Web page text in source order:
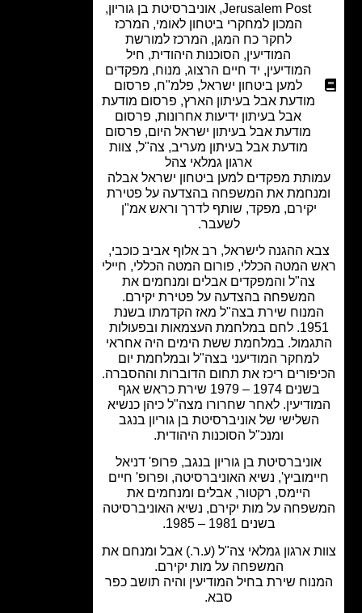
Jerusalem Post
,אוניברסיטת בן גוריון ,
המכון למחקרי ביטחון לאומי,המרכז
לחקר כח המגן,המרכז למורשת
המודיעין,הסוכנות היהודית ,חיל
המודיעין,יד חיים הרצוג,מנוח,מפקדים
למען ביטחון ישראל, פלמ"ח,פרסום
מודעת אבל בעיתון הארץ,פרסום מודעת
אבל בעיתון ידיעות אחרונות,פרסום
מודעת אבל בעיתון ישראל היום,פרסום
מודעת אבל בעיתון מעריב, צה"ל,צוות
ארגון גמלאי צהל
מפקדים למען ביטחון ישראל אבלה
את המשפחה בהצדעה על פטירת
יקירם, מפקד, שותף לדרך וראש אמ"ן
לשעבר.
ההגנה לישראל, רב אלוף אביב כוכבי,
המטה הכללי, פורום המטה הכללי, חיילי
צה"ל והמפקדים אבלים ומנחמים את
המשפחה בהצדעה על פטירת יקירם.
שירת בצה"ל מאז הקדמתו בשנת
1951. לחם במלחמת העצמאות ובפעולות
במלחמת ששת הימים היה אחראי
למחקר המודיעני בצה"ל ובמלחמת יום
ריכז את תחום הדוברות וההסברה.
בשנים 1974 – 1979 שירת כראש אגף
לאחר שחרורו מצה"ל כיהן כנשיא
השלישי של אוניברסיטת בן גוריון בנגב
ומנכ"ל הסוכנות היהודית.
בן גוריון בנגב, פרופ' דניאל
נשיא האוניברסיטה, ופרופ' חיים
היימס, רקטור, אבלים ומנחמים את
על מות יקירם, נשיא האוניברסיטה
ארגון גמלאי צה"ל (ע.ר.) אבל ומנחם את
המשפחה על מות יקירם.
שירת בחיל המודיעין והיה תושב כפר